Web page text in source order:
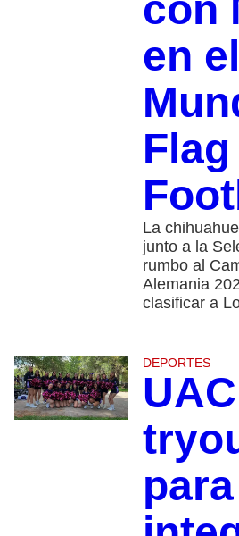
en el
Flag
La
junto a la
rumbo al
Alemania
clasificar a
DEPORTES
para